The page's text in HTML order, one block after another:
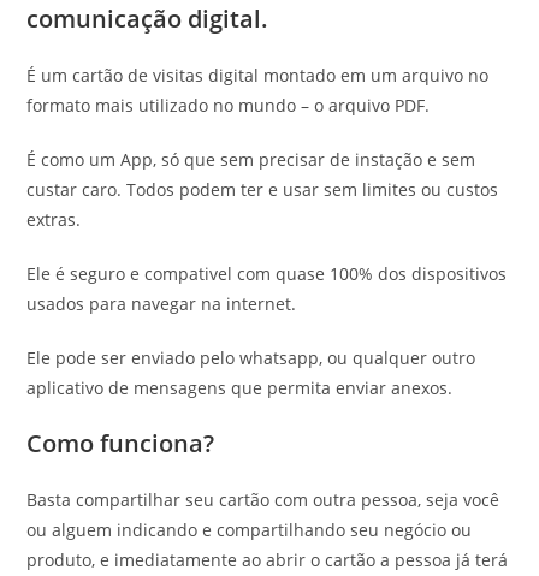
comunicação digital.
É um cartão de visitas digital montado em um arquivo no
formato mais utilizado no mundo – o arquivo PDF.
É como um App, só que sem precisar de instação e sem
custar caro. Todos podem ter e usar sem limites ou custos
extras.
Ele é seguro e compativel com quase 100% dos dispositivos
usados para navegar na internet.
Ele pode ser enviado pelo whatsapp, ou qualquer outro
aplicativo de mensagens que permita enviar anexos.
Como funciona?
Basta compartilhar seu cartão com outra pessoa, seja você
ou alguem indicando e compartilhando seu negócio ou
produto, e imediatamente ao abrir o cartão a pessoa já terá